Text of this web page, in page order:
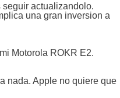
actualizandolo.
una gran inversion a
Motorola ROKR E2.
nada. Apple no quiere que